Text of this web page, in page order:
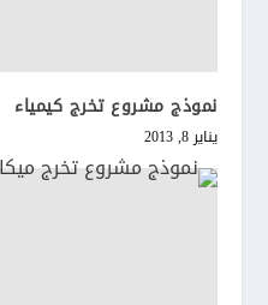
نموذج مشروع تخرج كيمياء
يناير 8, 2013